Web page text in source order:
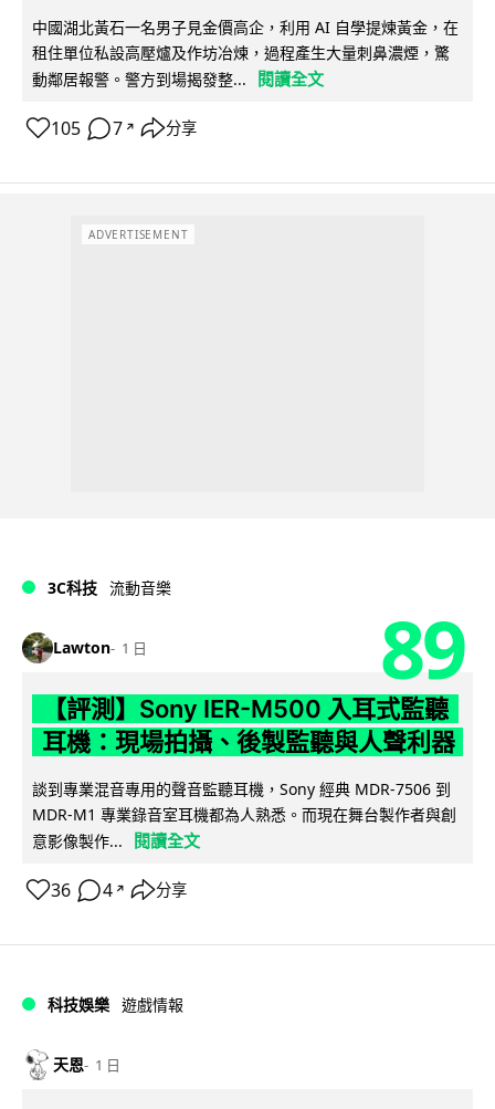
中國湖北黃石一名男子見金價高企，利用 AI 自學提煉黃金，在
租住單位私設高壓爐及作坊冶煉，過程產生大量刺鼻濃煙，驚
動鄰居報警。警方到場揭發整...
閱讀全文
105 7 ↗ 分享
ADVERTISEMENT
3C科技 流動音樂
Lawton 1 日 89
【評測】Sony IER-M500 入耳式監聽
耳機：現場拍攝、後製監聽與人聲利器
談到專業混音專用的聲音監聽耳機，Sony 經典 MDR-7506 到
MDR-M1 專業錄音室耳機都為人熟悉。而現在舞台製作者與創
意影像製作...
閱讀全文
36 4 ↗ 分享
科技娛樂 遊戲情報
天恩 1 日